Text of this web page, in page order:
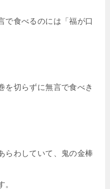
で食べるのには「福が口
を切らずに無言で食べき
らわしていて、鬼の金棒
。